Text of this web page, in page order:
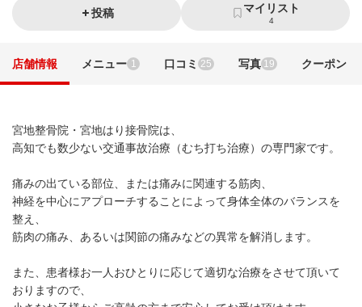
投稿 マイリスト
4
店舗情報 メニュー 1 口コミ 25 写真 19 クーポン
宮地整骨院・宮地はり接骨院は、
高知でも数少ない交通事故治療（むち打ち治療）の専門家です。
痛みの出ている部位、または痛みに関連する筋肉、
神経を中心にアプローチすることによって身体全体のバランスを
整え、
筋肉の痛み、あるいは関節の痛みなどの異常を解消します。
また、患者様お一人おひとりに応じて適切な治療をさせて頂いて
おりますので、